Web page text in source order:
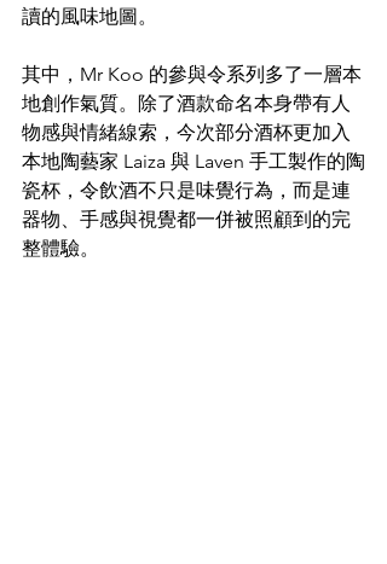
讀的風味地圖。
其中，Mr Koo 的參與令系列多了一層本
地創作氣質。除了酒款命名本身帶有人
物感與情緒線索，今次部分酒杯更加入
本地陶藝家 Laiza 與 Laven 手工製作的陶
瓷杯，令飲酒不只是味覺行為，而是連
器物、手感與視覺都一併被照顧到的完
整體驗。